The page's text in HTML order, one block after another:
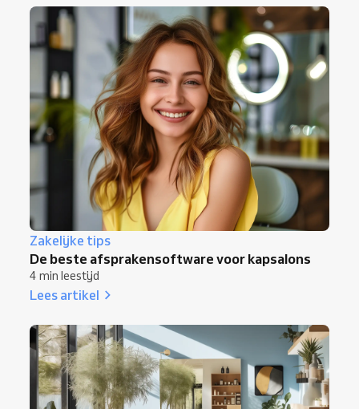
Zakelijke tips
De beste afsprakensoftware voor kapsalons
4 min leestijd
Lees artikel